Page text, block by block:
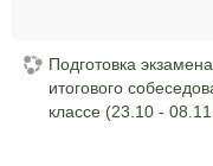
Подготовка
итогового
классе (23.10 -